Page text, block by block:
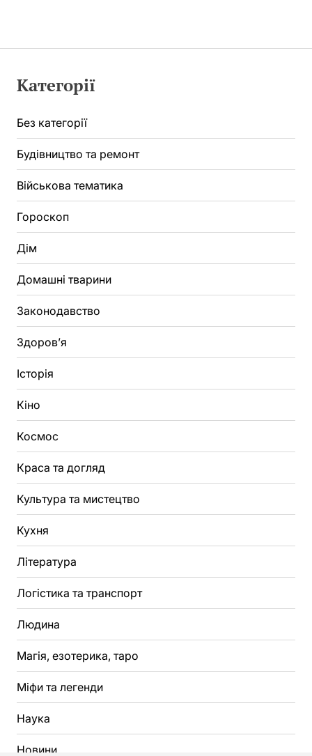
Категорії
Без категорії
Будівництво та ремонт
Військова тематика
Гороскоп
Дім
Домашні тварини
Законодавство
Здоров’я
Історія
Кіно
Космос
Краса та догляд
Культура та мистецтво
Кухня
Література
Логістика та транспорт
Людина
Магія, езотерика, таро
Міфи та легенди
Наука
Новини